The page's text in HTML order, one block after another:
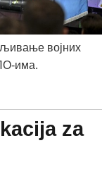
војних
има.
za